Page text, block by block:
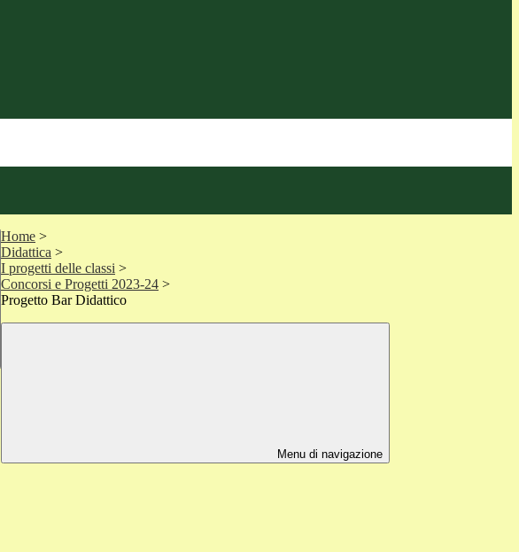
Home >
Didattica >
I progetti delle classi >
Concorsi e Progetti 2023-24 >
Progetto Bar Didattico
Menu di navigazione